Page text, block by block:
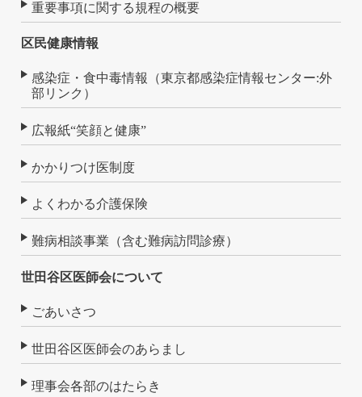
重要事項に関する規程の概要
区民健康情報
感染症・食中毒情報（東京都感染症情報センター:外
部リンク）
広報紙“笑顔と健康”
かかりつけ医制度
よくわかる介護保険
難病相談事業（含む難病訪問診療）
世田谷区医師会について
ごあいさつ
世田谷区医師会のあらまし
理事会各部のはたらき